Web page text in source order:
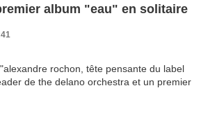
album "eau" en solitaire